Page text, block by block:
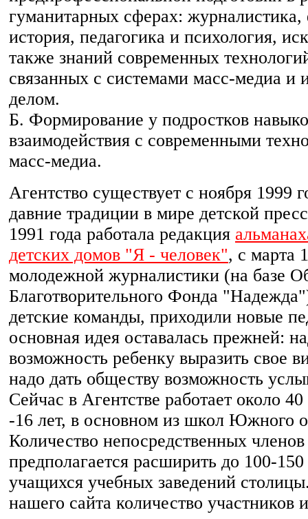
гуманитарных сферах: журналистика,
история, педагогика и психология,
также знаний современных
связанных с системами масс-медиа и
делом.
Б. Формирование у подростков
взаимодействия с современными
масс-медиа.
Агентство существует с ноября 1999
давние традиции в мире детской
1991 года работала редакция
детских домов "Я - человек", с марта
молодежной журналистики (на базе
Благотворительного Фонда
детские команды, приходили новые
основная идея оставалась прежней:
возможность ребенку выразить свое
надо дать обществу возможность
Сейчас в Агентстве работает около
-16 лет, в основном из школ Южного
Количество непосредственных
предполагается расширить до 100-
учащихся учебных заведений
нашего сайта количество участников